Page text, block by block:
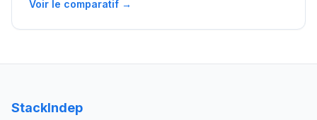
DocuSign convient aux entreprises avec des besoins
internationaux et un écosystème d'intégrations massif,
Voir le comparatif →
StackIndep